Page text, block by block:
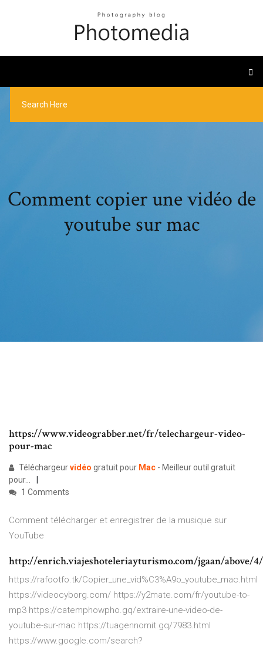
Comment copier une vidéo de
youtube sur mac
https://www.videograbber.net/fr/telechargeur-video-
pour-mac
Téléchargeurvidéo gratuit pour Mac - Meilleur outil gratuit
pour...
1 Comments
Comment télécharger et enregistrer de la musique sur
YouTube
http://enrich.viajeshoteleriayturismo.com/jgaan/above/
https://rafootfo.tk/Copier_une_vid%C3%A9o_youtube_mac.html
https://videocyborg.com/ https://y2mate.com/fr/youtube-to-
mp3 https://catemphowpho.gq/extraire-une-video-de-
youtube-sur-mac https://tuagennomit.gq/7983.html
https://www.google.com/search?